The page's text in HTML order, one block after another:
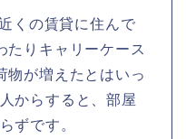
くの賃貸に住んで
たりキャリーケース
物が増えたとはいっ
からすると、部屋
ずです。